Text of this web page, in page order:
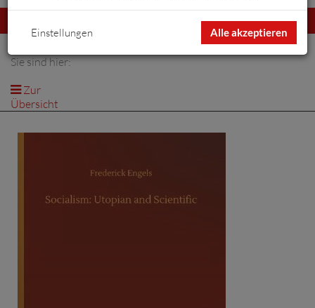
umschalten
Sie sind hier:
Zur
Übersicht
Alle akzeptieren
Einstellungen